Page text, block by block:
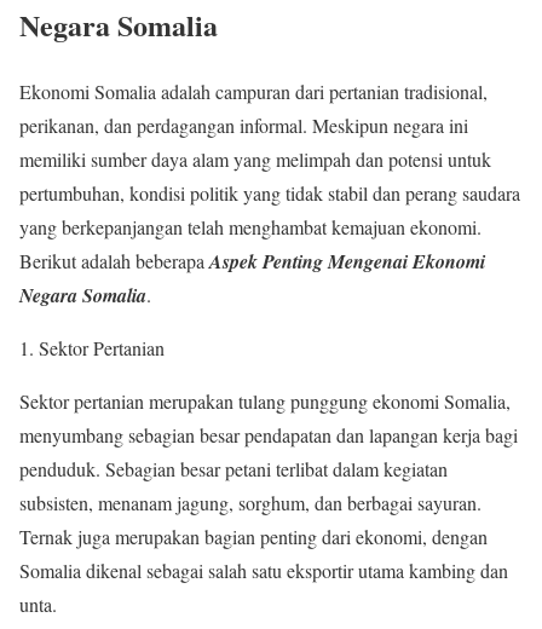
Negara Somalia
Ekonomi Somalia adalah campuran dari pertanian tradisional,
perikanan, dan perdagangan informal. Meskipun negara ini
memiliki sumber daya alam yang melimpah dan potensi untuk
pertumbuhan, kondisi politik yang tidak stabil dan perang saudara
yang berkepanjangan telah menghambat kemajuan ekonomi.
Berikut adalah beberapa Aspek Penting Mengenai Ekonomi
Negara Somalia.
1. Sektor Pertanian
Sektor pertanian merupakan tulang punggung ekonomi Somalia,
menyumbang sebagian besar pendapatan dan lapangan kerja bagi
penduduk. Sebagian besar petani terlibat dalam kegiatan
subsisten, menanam jagung, sorghum, dan berbagai sayuran.
Ternak juga merupakan bagian penting dari ekonomi, dengan
Somalia dikenal sebagai salah satu eksportir utama kambing dan
unta.